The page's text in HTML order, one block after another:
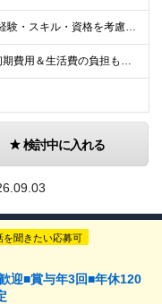
◇月給28万円以上 ※経験・スキル・資格を考慮の上で決定します。
＼勤務エリア多数！初期費用＆生活費の負担もほぼゼロ★／ 東京・神奈川・千葉のオフィス街をはじめ、 関東を中心とした全国のプラント工場や太平洋ベルト地帯が舞台！ 実は……【全体の約9割が関東エリア】の
検討中に入れる
を聞きたい応募可
迎■賞与年3回■年休120